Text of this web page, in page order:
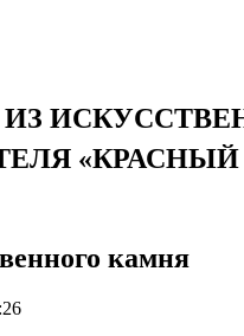
«КРАСНЫЙ
камня